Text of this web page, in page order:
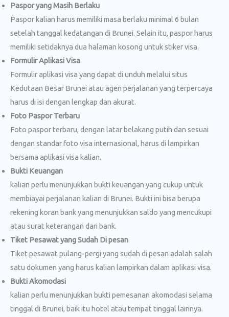
Paspor yang Masih Berlaku
Paspor kalian harus memiliki masa berlaku minimal 6 bulan
setelah tanggal kedatangan di Brunei. Selain itu, paspor harus
memiliki setidaknya dua halaman kosong untuk stiker visa.
Formulir Aplikasi Visa
Formulir aplikasi visa yang dapat di unduh melalui situs
Kedutaan Besar Brunei atau agen perjalanan yang terpercaya
harus di isi dengan lengkap dan akurat.
Foto Paspor Terbaru
Foto paspor terbaru, dengan latar belakang putih dan sesuai
dengan standar foto visa internasional, harus di lampirkan
bersama aplikasi visa kalian.
Bukti Keuangan
kalian perlu menunjukkan bukti keuangan yang cukup untuk
membiayai perjalanan kalian di Brunei. Bukti ini bisa berupa
rekening koran bank yang menunjukkan saldo yang mencukupi
atau surat keterangan dari bank.
Tiket Pesawat yang Sudah Di pesan
Tiket pesawat pulang-pergi yang sudah di pesan adalah salah
satu dokumen yang harus kalian lampirkan dalam aplikasi visa.
Bukti Akomodasi
kalian perlu menunjukkan bukti pemesanan akomodasi selama
tinggal di Brunei, baik itu hotel atau tempat tinggal lainnya.